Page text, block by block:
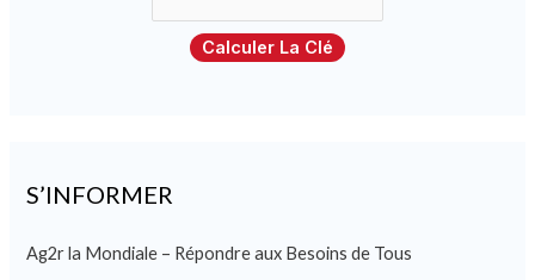
Calculer La Clé
S’INFORMER
Ag2r la Mondiale – Répondre aux Besoins de Tous